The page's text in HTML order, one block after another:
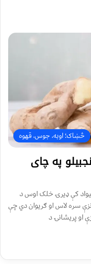
څښاک؛ اوبه، جوس، قهوه
په چای
هیواد کې ډيرۍ خلک اوس د
سره لاس او ګریوان دي چې
او پریشانۍ د